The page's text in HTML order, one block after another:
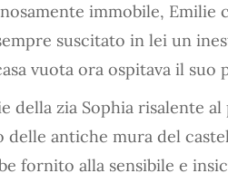
immobile, Emilie
suscitato in lei un
vuota ora ospitava il suo
della zia Sophia risalente
antiche mura del
fornito alla sensibile e